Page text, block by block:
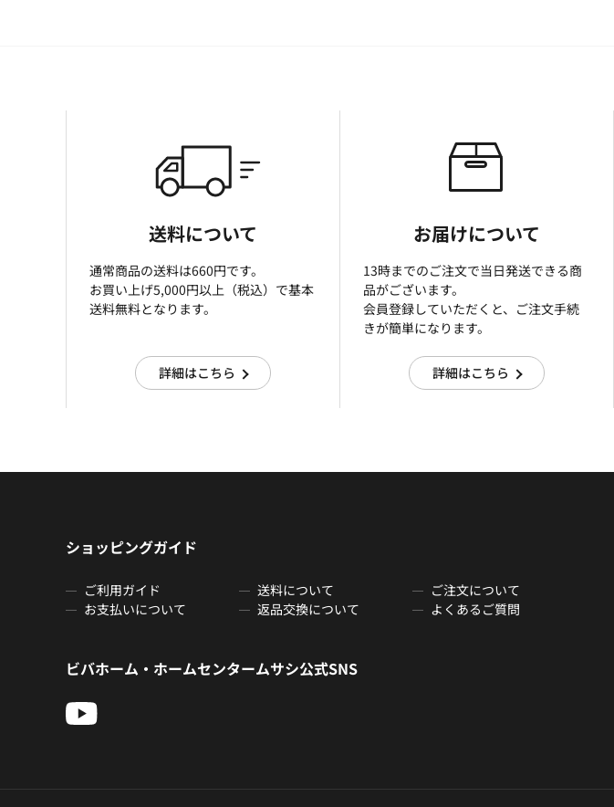
送料について
通常商品の送料は660円です。
お買い上げ5,000円以上（税込）で基本
送料無料となります。
詳細はこちら
お届けについて
13時までのご注文で当日発送できる商
品がございます。
会員登録していただくと、ご注文手続
きが簡単になります。
詳細はこちら
ショッピングガイド
ご利用ガイド 送料について
ご注文について
お支払いについて
返品交換について よくあるご質問
ビバホーム・ホームセンタームサシ公式SNS